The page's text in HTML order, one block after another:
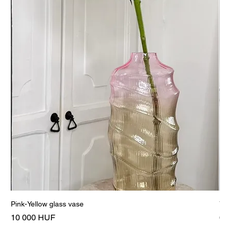
Pink-Yellow glass vase
Цена
10 000 HUF 6